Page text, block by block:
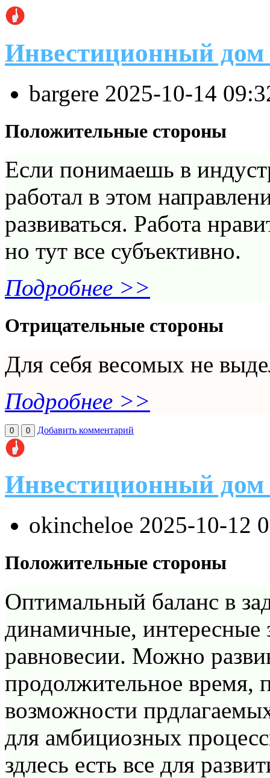
Инвестиционный дом
bargere 2025-10-14
Положительные стороны
Если понимаешь в
работал в этом
развиваться. Работа
но тут все субъективно.
Подробнее >>
Отрицательные стороны
Для себя весомых не
Подробнее >>
0 0 Добавить комментарий
Инвестиционный дом
okincheloe 2025-10-12
Положительные стороны
Оптимальный баланс в
динамичные, интересные
равновесии. Можно
продолжительное время,
возможности
для амбициозных
здлесь есть все для